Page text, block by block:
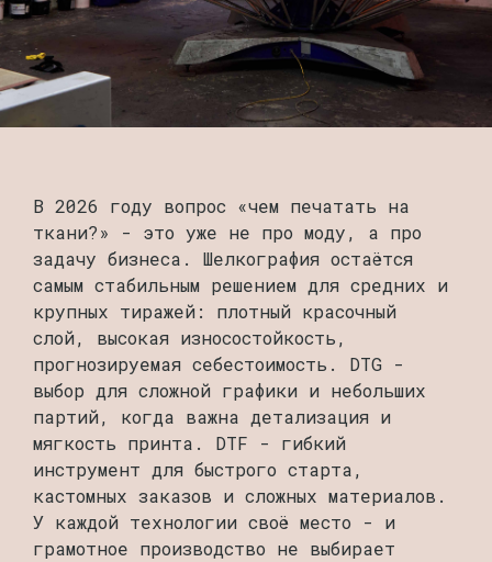
В 2026 году вопрос «чем печатать на
ткани?» - это уже не про моду, а про
задачу бизнеса. Шелкография остаётся
самым стабильным решением для средних и
крупных тиражей: плотный красочный
слой, высокая износостойкость,
прогнозируемая себестоимость. DTG -
выбор для сложной графики и небольших
партий, когда важна детализация и
мягкость принта. DTF - гибкий
инструмент для быстрого старта,
кастомных заказов и сложных материалов.
У каждой технологии своё место - и
грамотное производство не выбирает